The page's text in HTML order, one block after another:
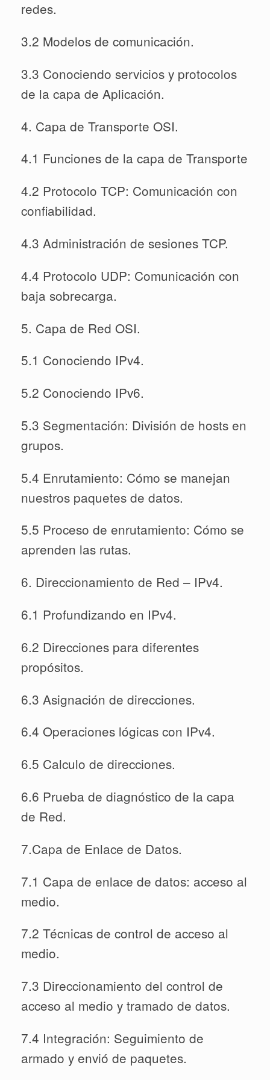
redes.
3.2 Modelos de comunicación.
3.3 Conociendo servicios y protocolos
de la capa de Aplicación.
4. Capa de Transporte OSI.
4.1 Funciones de la capa de Transporte
4.2 Protocolo TCP: Comunicación con
confiabilidad.
4.3 Administración de sesiones TCP.
4.4 Protocolo UDP: Comunicación con
baja sobrecarga.
5. Capa de Red OSI.
5.1 Conociendo IPv4.
5.2 Conociendo IPv6.
5.3 Segmentación: División de hosts en
grupos.
5.4 Enrutamiento: Cómo se manejan
nuestros paquetes de datos.
5.5 Proceso de enrutamiento: Cómo se
aprenden las rutas.
6. Direccionamiento de Red – IPv4.
6.1 Profundizando en IPv4.
6.2 Direcciones para diferentes
propósitos.
6.3 Asignación de direcciones.
6.4 Operaciones lógicas con IPv4.
6.5 Calculo de direcciones.
6.6 Prueba de diagnóstico de la capa
de Red.
7.Capa de Enlace de Datos.
7.1 Capa de enlace de datos: acceso al
medio.
7.2 Técnicas de control de acceso al
medio.
7.3 Direccionamiento del control de
acceso al medio y tramado de datos.
7.4 Integración: Seguimiento de
armado y envió de paquetes.